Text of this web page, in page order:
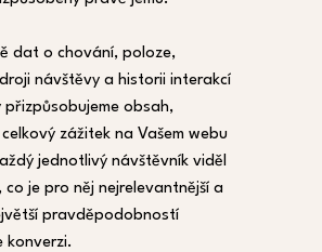
dat o chování, poloze,
návštěvy a historii interakcí
přizpůsobujeme obsah,
zážitek na Vašem webu
jednotlivý návštěvník viděl
je pro něj nejrelevantnější a
pravděpodobností
konverzi.